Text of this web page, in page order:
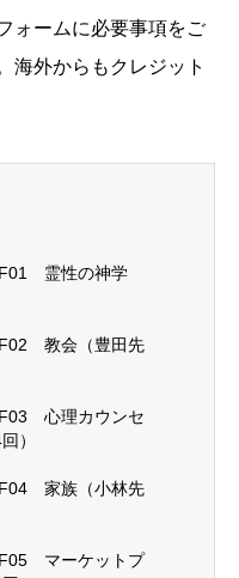
ォームに必要事項をご
海外からもクレジット
霊性の神学
教会（豊田先
心理カウンセ
）
家族（小林先
マーケットプ